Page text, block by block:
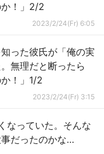
か！」2/2
2023/2/24(Fr) 6:05
った彼氏が「俺の実
無理だと断ったら
！」1/2
2023/2/24(Fr) 3:15
なっていた。そんな
だったのかな…